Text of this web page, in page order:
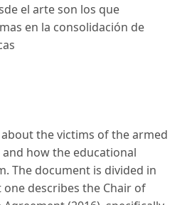
el arte son los que
en la consolidación de
the victims of the armed
how the educational
The document is divided in
describes the Chair of